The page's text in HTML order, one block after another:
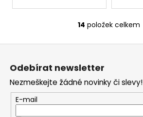
O
v
a
c
í
14 položek celkem
Odebírat newsletter
Nezmeškejte žádné novinky či slevy!
E-mail